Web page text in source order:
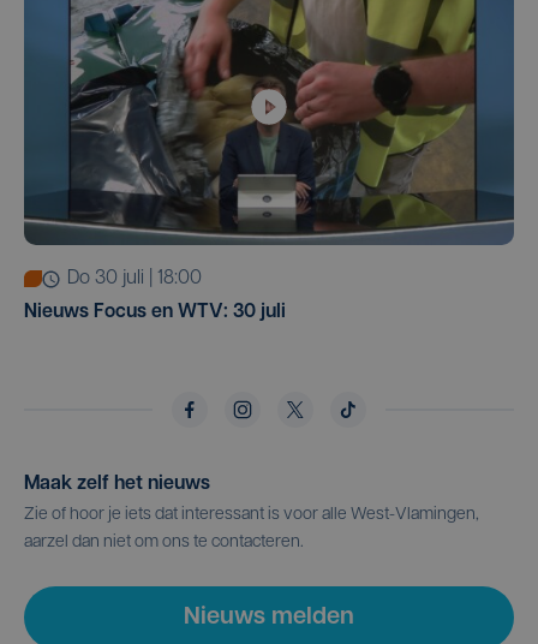
do 30 juli | 18:00
Nieuws Focus en WTV: 30 juli
Maak zelf het nieuws
Zie of hoor je iets dat interessant is voor alle West-Vlamingen,
aarzel dan niet om ons te contacteren.
Nieuws melden